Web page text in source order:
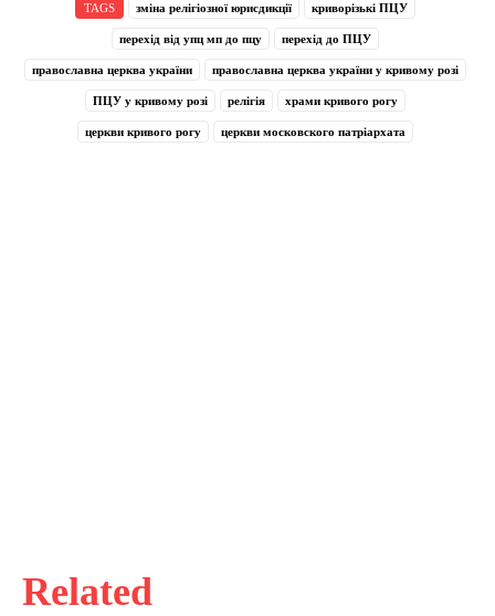
Related
TAGS зміна релігіозної юрисдикції криворізькі ПЦУ
перехід від упц мп до пцу перехід до ПЦУ
православна церква україни православна церква україни у кривому розі
ПЦУ у кривому розі релігія храми кривого рогу
церкви кривого рогу церкви московского патріархата